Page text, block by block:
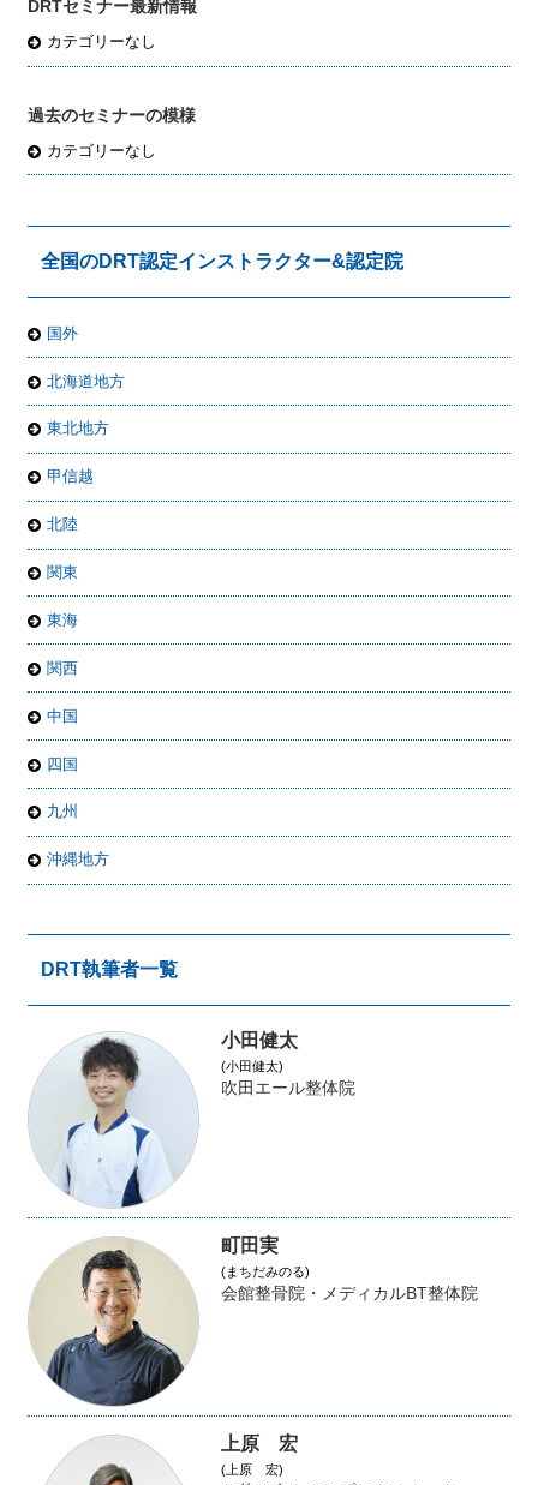
DRTセミナー最新情報
カテゴリーなし
過去のセミナーの模様
カテゴリーなし
全国のDRT認定インストラクター&認定院
国外
北海道地方
東北地方
甲信越
北陸
関東
東海
関西
中国
四国
九州
沖縄地方
DRT執筆者一覧
小田健太
(小田健太)
吹田エール整体院
町田実
(まちだみのる)
会館整骨院・メディカルBT整体院
上原 宏
(上原 宏)